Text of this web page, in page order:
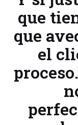
que
que
el